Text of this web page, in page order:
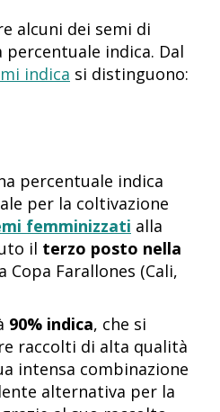
alcuni dei semi di
percentuale indica. Dal
indica si distinguono:
percentuale indica
per la coltivazione
femminizzati alla
il terzo posto nella
Copa Farallones (Cali,
90% indica, che si
raccolti di alta qualità
intensa combinazione
alternativa per la